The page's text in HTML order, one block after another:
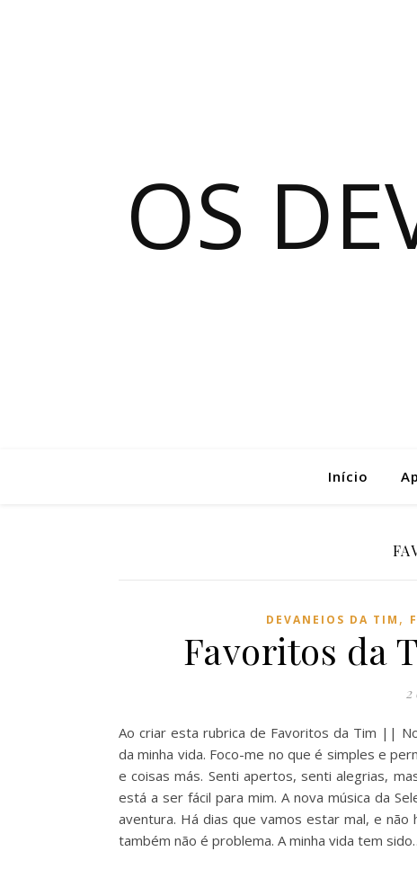
OS
Início
DEVANEIOS DA TIM ,
Favoritos da
2
Ao criar esta rubrica de Favoritos da Tim ||
da minha vida. Foco-me no que é simples e
e coisas más. Senti apertos, senti alegrias,
está a ser fácil para mim. A nova música da
aventura. Há dias que vamos estar mal, e
também não é problema. A minha vida tem